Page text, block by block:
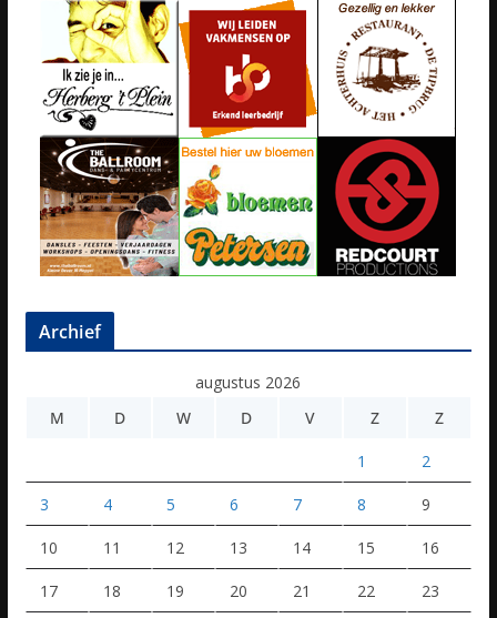
Archief
augustus 2026
M
D W D V Z Z
1 2
3 4 5 6 7 8 9
10 11 12 13 14 15 16
17 18 19 20 21 22 23